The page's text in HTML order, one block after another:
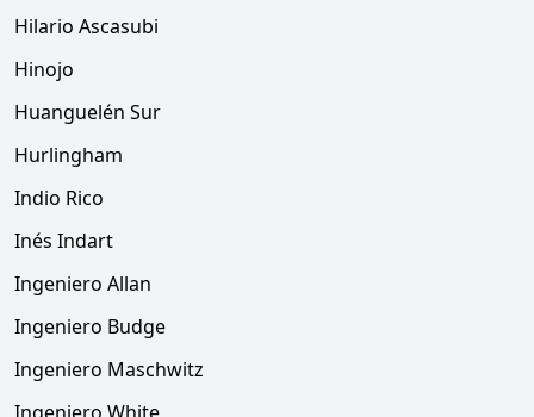
Hilario Ascasubi
Hinojo
Huanguelén Sur
Hurlingham
Indio Rico
Inés Indart
Ingeniero Allan
Ingeniero Budge
Ingeniero Maschwitz